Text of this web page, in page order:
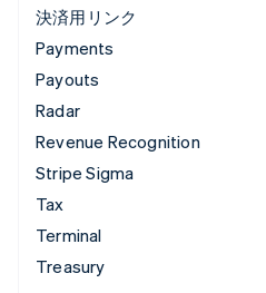
決済用リンク
Payments
Payouts
Radar
Revenue Recognition
Stripe Sigma
Tax
Terminal
Treasury